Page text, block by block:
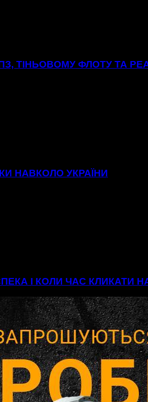
ТІНЬОВОМУ ФЛОТУ ТА
НАВКОЛО УКРАЇНИ
І КОЛИ ЧАС КЛИКАТИ